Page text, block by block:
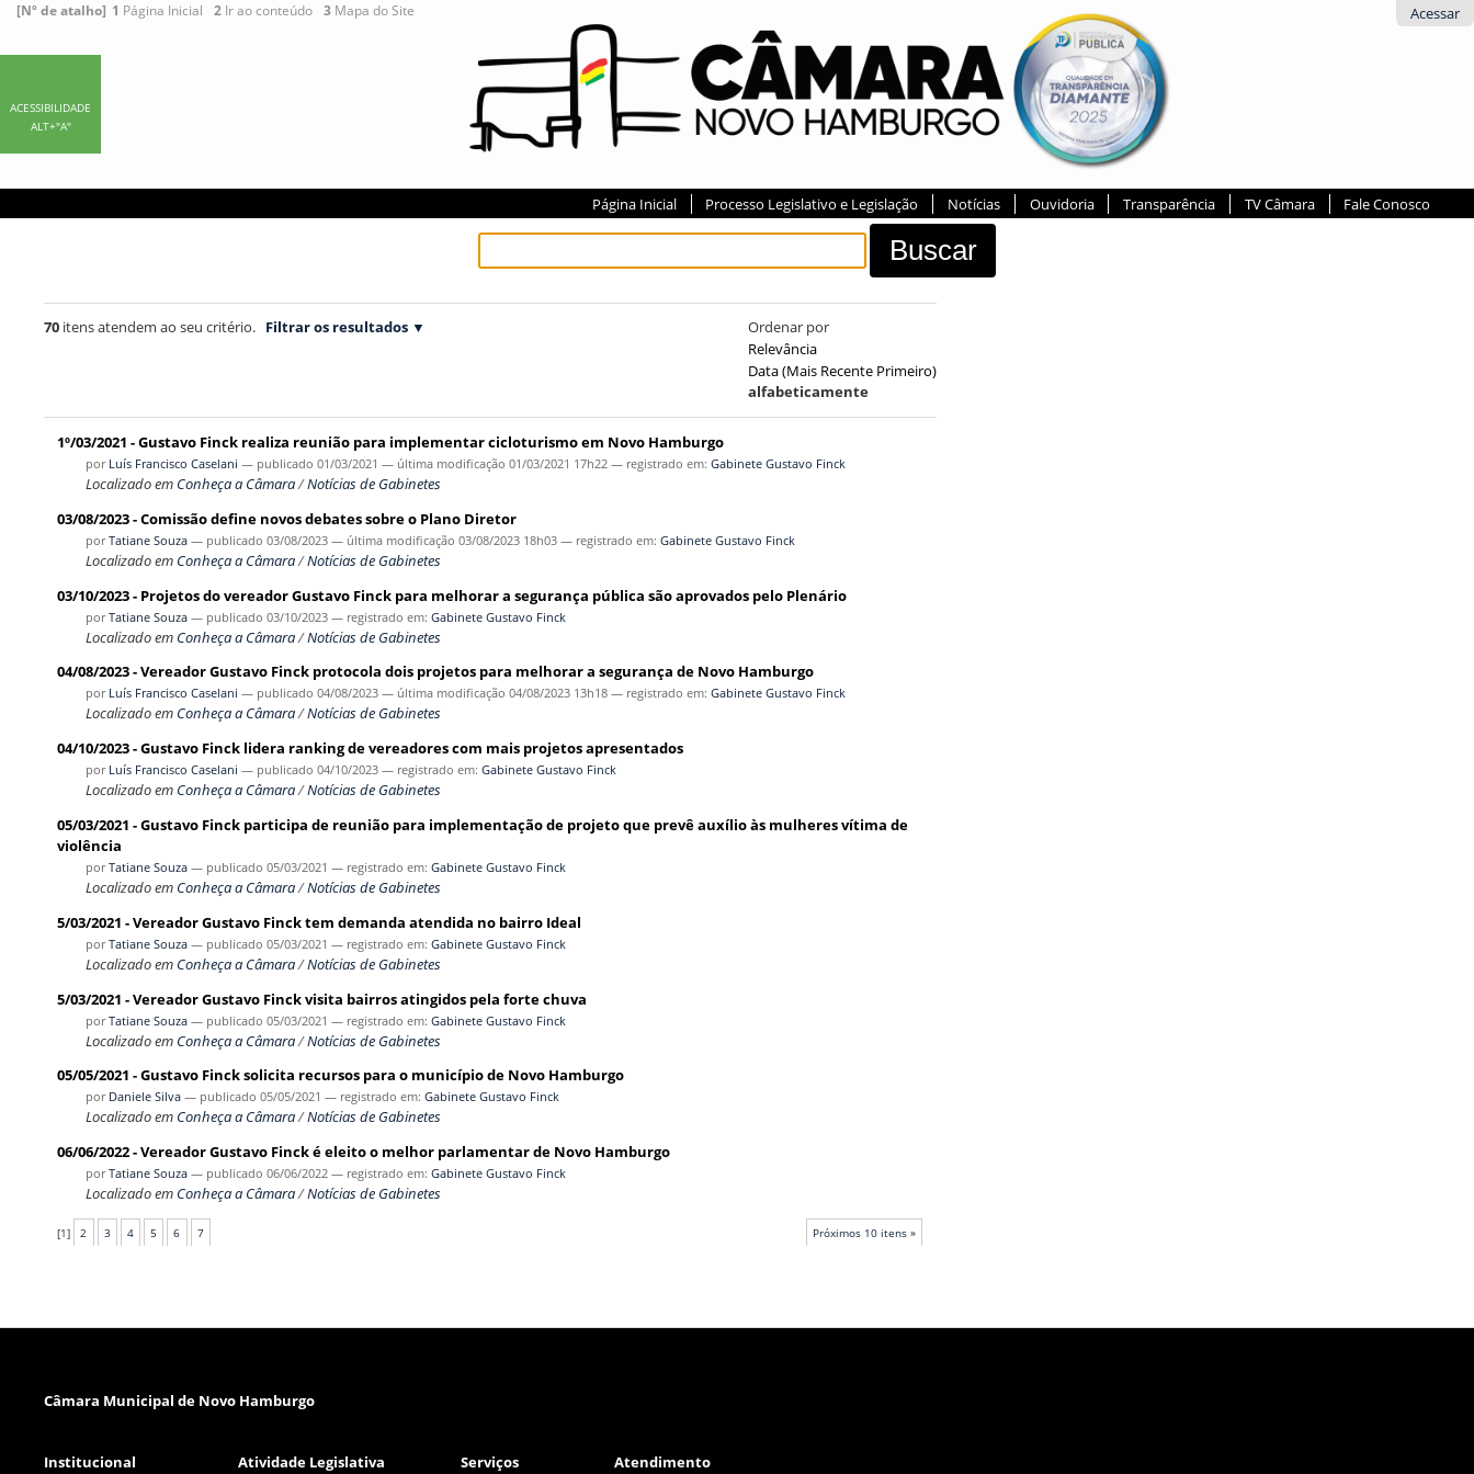
Acessar
[Nº de atalho] 1 Página Inicial 2 Ir ao conteúdo 3 Mapa do Site
ACESSIBILIDADE
ALT+"A"
Página Inicial Processo Legislativo e Legislação Notícias Ouvidoria Transparência TV Câmara Fale Conosco
70itens atendem ao seu critério. Filtrar os resultados
Ordenar por
Relevância
Data (mais Recente Primeiro)
alfabeticamente
1º/03/2021 - Gustavo Finck realiza reunião para implementar cicloturismo em Novo Hamburgo
por Luís Francisco Caselani — publicado 01/03/2021 — última modificação 01/03/2021 17h22 — registrado em: Gabinete Gustavo Finck
Localizado em Conheça a Câmara/Notícias de Gabinetes
03/08/2023 - Comissão define novos debates sobre o Plano Diretor
porTatiane Souza — publicado 03/08/2023 — última modificação 03/08/2023 18h03 — registrado em: Gabinete Gustavo Finck
Localizado em Conheça a Câmara/Notícias de Gabinetes
03/10/2023 - Projetos do vereador Gustavo Finck para melhorar a segurança pública são aprovados pelo Plenário
porTatiane Souza — publicado 03/10/2023 — registrado em: Gabinete Gustavo Finck
Localizado em Conheça a Câmara/Notícias de Gabinetes
04/08/2023 - Vereador Gustavo Finck protocola dois projetos para melhorar a segurança de Novo Hamburgo
por Luís Francisco Caselani — publicado 04/08/2023 — última modificação 04/08/2023 13h18 — registrado em: Gabinete Gustavo Finck
Localizado em Conheça a Câmara/Notícias de Gabinetes
04/10/2023 - Gustavo Finck lidera ranking de vereadores com mais projetos apresentados
por Luís Francisco Caselani — publicado 04/10/2023 — registrado em: Gabinete Gustavo Finck
Localizado em Conheça a Câmara/Notícias de Gabinetes
05/03/2021 - Gustavo Finck participa de reunião para implementação de projeto que prevê auxílio às mulheres vítima de
violência
porTatiane Souza — publicado 05/03/2021 — registrado em: Gabinete Gustavo Finck
Localizado em Conheça a Câmara/Notícias de Gabinetes
5/03/2021 - Vereador Gustavo Finck tem demanda atendida no bairro Ideal
porTatiane Souza — publicado 05/03/2021 — registrado em: Gabinete Gustavo Finck
Localizado em Conheça a Câmara/Notícias de Gabinetes
5/03/2021 - Vereador Gustavo Finck visita bairros atingidos pela forte chuva
porTatiane Souza — publicado 05/03/2021 — registrado em: Gabinete Gustavo Finck
Localizado em Conheça a Câmara/Notícias de Gabinetes
05/05/2021 - Gustavo Finck solicita recursos para o município de Novo Hamburgo
por Daniele Silva — publicado 05/05/2021 — registrado em: Gabinete Gustavo Finck
Localizado em Conheça a Câmara/Notícias de Gabinetes
06/06/2022 - Vereador Gustavo Finck é eleito o melhor parlamentar de Novo Hamburgo
porTatiane Souza — publicado 06/06/2022 — registrado em: Gabinete Gustavo Finck
Localizado em Conheça a Câmara/Notícias de Gabinetes
Próximos 10 itens »
[1] 2 3 4 5 6 7
Câmara Municipal de Novo Hamburgo
Institucional Atividade Legislativa Serviços Atendimento